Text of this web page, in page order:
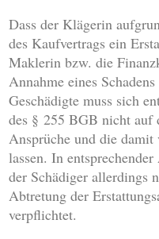
Dass der Klägerin
des Kaufvertrags ein
Maklerin bzw. die
Annahme eines
Geschädigte muss sich
des § 255 BGB nicht auf
Ansprüche und die damit
lassen. In
der Schädiger allerdings
Abtretung der
verpflichtet.